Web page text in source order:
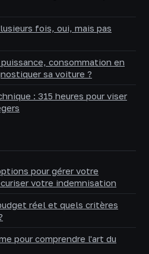
fois, oui, mais pas
consommation en
sa voiture ?
: 315 heures pour viser
pour gérer votre
votre indemnisation
réel et quels critères
pour comprendre l'art du